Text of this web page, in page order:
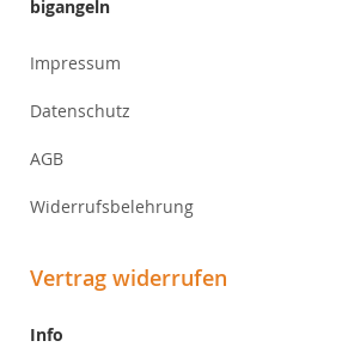
bigangeln
Impressum
Datenschutz
AGB
Widerrufsbelehrung
Vertrag widerrufen
Info